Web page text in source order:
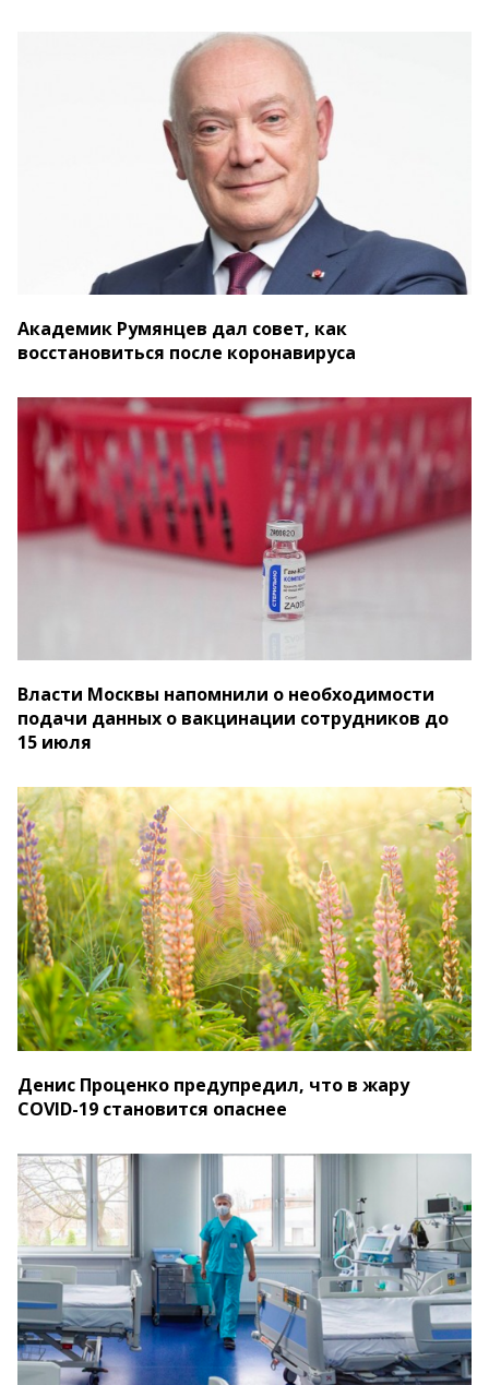
Академик Румянцев дал совет, как
восстановиться после коронавируса
Власти Москвы напомнили о необходимости
подачи данных о вакцинации сотрудников до
15 июля
Денис Проценко предупредил, что в жару
COVID-19 становится опаснее